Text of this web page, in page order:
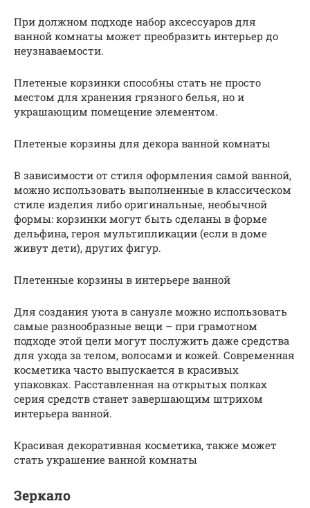
При должном подходе набор аксессуаров для
ванной комнаты может преобразить интерьер до
неузнаваемости.
Плетеные корзинки способны стать не просто
местом для хранения грязного белья, но и
украшающим помещение элементом.
Плетеные корзины для декора ванной комнаты
В зависимости от стиля оформления самой ванной,
можно использовать выполненные в классическом
стиле изделия либо оригинальные, необычной
формы: корзинки могут быть сделаны в форме
дельфина, героя мультипликации (если в доме
живут дети), других фигур.
Плетенные корзины в интерьере ванной
Для создания уюта в санузле можно использовать
самые разнообразные вещи – при грамотном
подходе этой цели могут послужить даже средства
для ухода за телом, волосами и кожей. Современная
косметика часто выпускается в красивых
упаковках. Расставленная на открытых полках
серия средств станет завершающим штрихом
интерьера ванной.
Красивая декоративная косметика, также может
стать украшение ванной комнаты
Зеркало